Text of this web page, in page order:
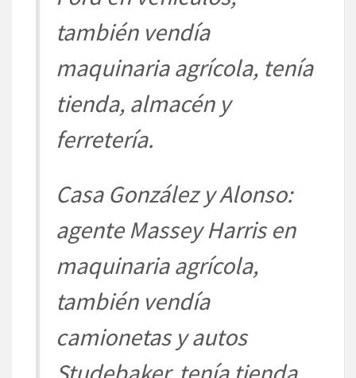
también vendía
maquinaria agrícola, tenía
tienda, almacén y
ferretería.
Casa González y Alonso:
agente Massey Harris en
maquinaria agrícola,
también vendía
camionetas y autos